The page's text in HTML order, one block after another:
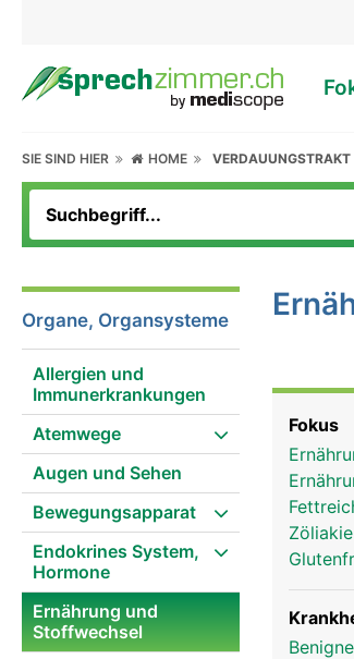
SIE SIND HIER HOME VERDAUUNGSTRAKT
Organe, Organsysteme
Allergien und
Immunerkrankungen
Atemwege
Augen und Sehen
Bewegungsapparat
Endokrines System,
Hormone
Ernährung und
Stoffwechsel
Fokus